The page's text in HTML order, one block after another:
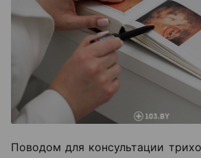
Поводом для консультации